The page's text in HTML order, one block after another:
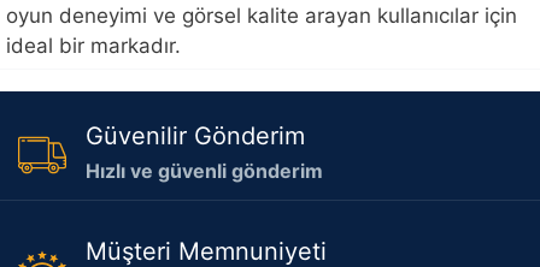
oyun deneyimi ve görsel kalite arayan kullanıcılar için
ideal bir markadır.
Güvenilir Gönderim
Hızlı ve güvenli gönderim
Müşteri Memnuniyeti